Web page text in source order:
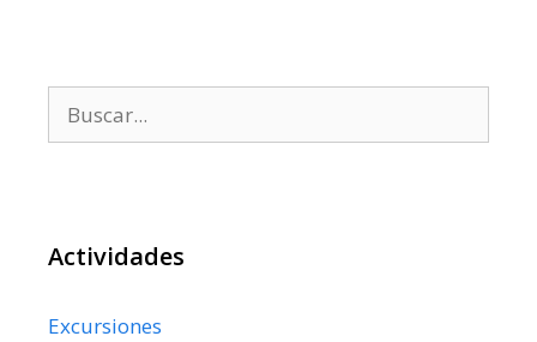
Actividades
Excursiones